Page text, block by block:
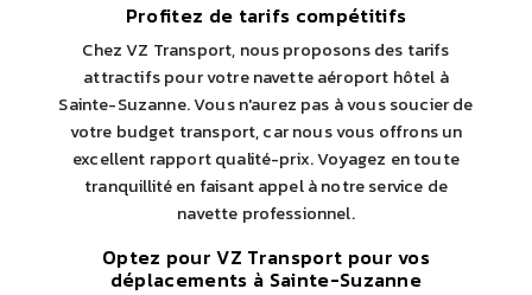
Profitez de tarifs compétitifs
Chez VZ Transport, nous proposons des tarifs
attractifs pour votre navette aéroport hôtel à
Sainte-Suzanne. Vous n'aurez pas à vous soucier de
votre budget transport, car nous vous offrons un
excellent rapport qualité-prix. Voyagez en toute
tranquillité en faisant appel à notre service de
navette professionnel.
Optez pour VZ Transport pour vos
déplacements à Sainte-Suzanne